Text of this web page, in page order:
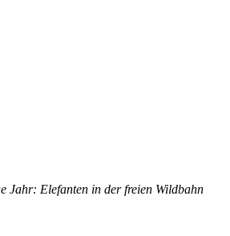
Jahr: Elefanten in der freien Wildbahn